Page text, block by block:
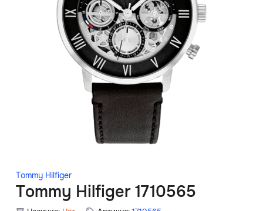
Tommy Hilfiger
Tommy Hilfiger 1710565
Авторизация
Каталог
Мужские часы
Женские часы
Скидки